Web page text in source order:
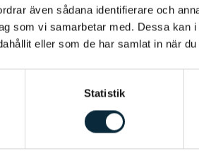
även sådana identifierare och
som vi samarbetar med. Dessa kan
eller som de har samlat in när
Statistik